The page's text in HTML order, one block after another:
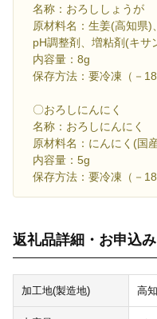
名称：おろししょうが
原材料名：生姜(高知県)
pH調整剤、増粘剤(キサ
内容量：8g
保存方法：要冷凍（－
〇おろしにんにく
名称：おろしにんにく
原材料名：にんにく(国
内容量：5g
保存方法：要冷凍（－
返礼品詳細・お申込
加工地(製造地) 高